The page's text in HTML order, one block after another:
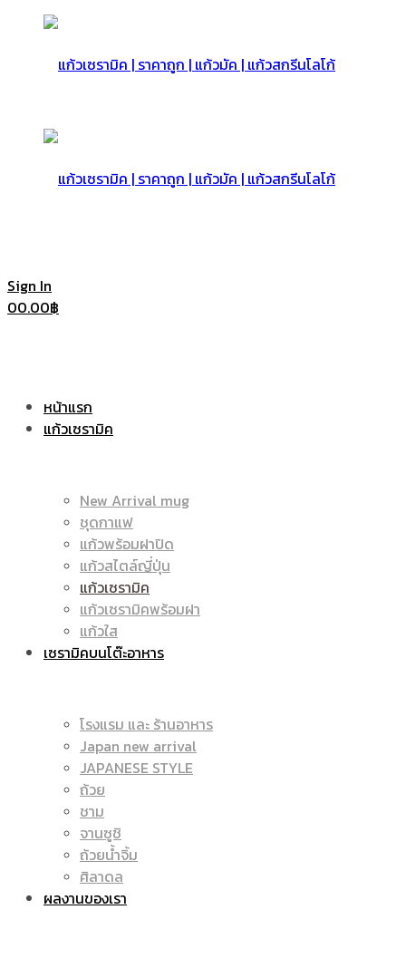
|
แก้ว
ราคา
แก้ว
Sign In
00.00฿
หน้าแรก
แก้วเซรามิค
New Arrival mug
ชุดกาแฟ
แก้วพร้อมฝาปิด
แก้วสไตล์ญี่ปุ่น
แก้วเซรามิค
แก้วเซรามิคพร้อมฝา
แก้วใส
เซรามิคบนโต๊ะอาหาร
โรงแรม และ ร้านอาหาร
Japan new arrival
JAPANESE STYLE
ถ้วย
ชาม
จานซูชิ
ถ้วยน้ำจิ้ม
ศิลาดล
ผลงานของเรา